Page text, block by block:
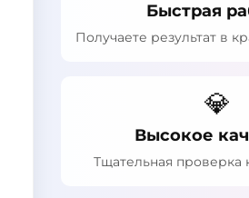
Быстрая
Получаете результат в
💎
Высокое
Тщательная проверка